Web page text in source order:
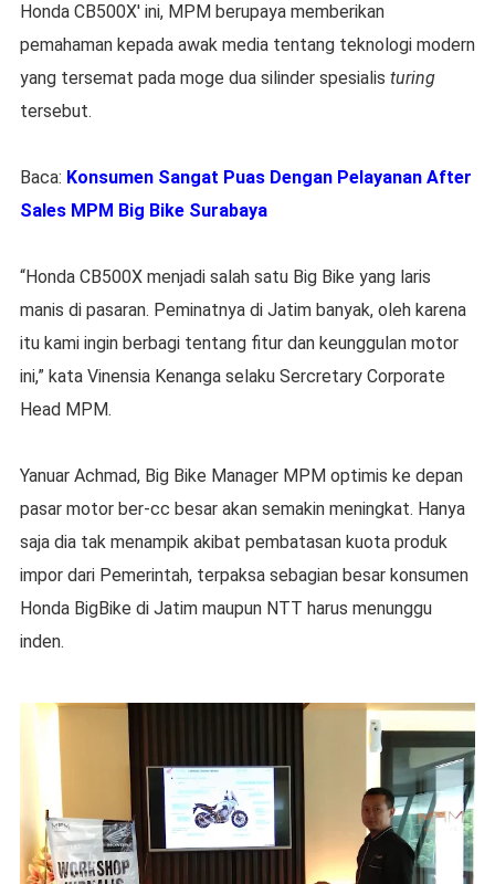
Honda CB500X' ini, MPM berupaya memberikan
pemahaman kepada awak media tentang teknologi modern
yang tersemat pada moge dua silinder spesialis turing
tersebut.
Baca: Konsumen Sangat Puas Dengan Pelayanan After
Sales MPM Big Bike Surabaya
“Honda CB500X menjadi salah satu Big Bike yang laris
manis di pasaran. Peminatnya di Jatim banyak, oleh karena
itu kami ingin berbagi tentang fitur dan keunggulan motor
ini,” kata Vinensia Kenanga selaku Sercretary Corporate
Head MPM.
Yanuar Achmad, Big Bike Manager MPM optimis ke depan
pasar motor ber-cc besar akan semakin meningkat. Hanya
saja dia tak menampik akibat pembatasan kuota produk
impor dari Pemerintah, terpaksa sebagian besar konsumen
Honda BigBike di Jatim maupun NTT harus menunggu
inden.